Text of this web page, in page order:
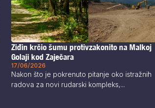
Ziđin krčio šumu protivzakonito na Malkoj
Golaji kod Zaječara
17/06/2026
Nakon što je pokrenuto pitanje oko istražnih
radova za novi rudarski kompleks,...